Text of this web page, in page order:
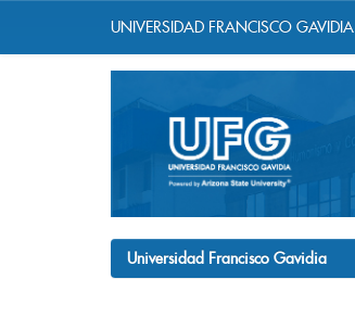
UNIVERSIDAD FRANCISCO GAVIDIA
Universidad Francisco Gavidia